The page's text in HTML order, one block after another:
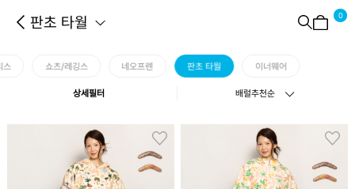
판초 타월 0
스 쇼츠/레깅스 네오프렌 판초 타월 이너웨어
상세필터 배럴추천순